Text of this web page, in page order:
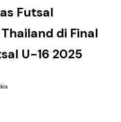
Futsal
di Final
U-16 2025